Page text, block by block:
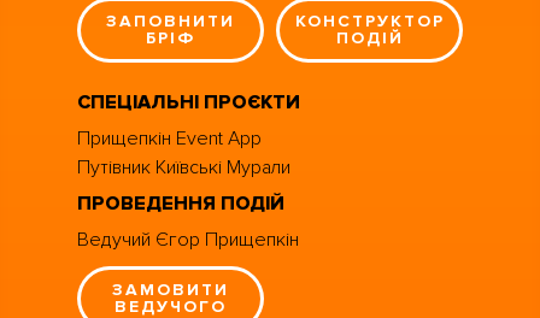
ЗАПОВНИТИ
БРІФ
КОНСТРУКТОР
ПОДІЙ
СПЕЦІАЛЬНІ ПРОЄКТИ
Прищепкін Event App
Путівник Київські Мурали
ПРОВЕДЕННЯ ПОДІЙ
Ведучий Єгор Прищепкін
ЗАМОВИТИ
ВЕДУЧОГО